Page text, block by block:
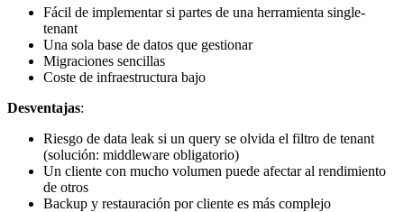
Fácil de implementar si partes de una herramienta single-
tenant
Una sola base de datos que gestionar
Migraciones sencillas
Coste de infraestructura bajo
Desventajas:
Riesgo de data leak si un query se olvida el filtro de tenant
(solución: middleware obligatorio)
Un cliente con mucho volumen puede afectar al rendimiento
de otros
Backup y restauración por cliente es más complejo